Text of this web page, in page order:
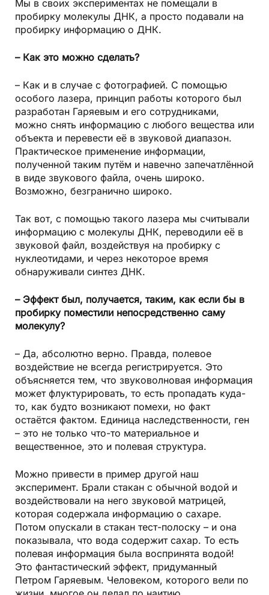
Мы в своих экспериментах не помещали в
пробирку молекулы ДНК, а просто подавали на
пробирку информацию о ДНК.
– Как это можно сделать?
– Как и в случае с фотографией. С помощью
особого лазера, принцип работы которого был
разработан Гаряевым и его сотрудниками,
можно снять информацию с любого вещества или
объекта и перевести её в звуковой диапазон.
Практическое применение информации,
полученной таким путём и навечно запечатлённой
в виде звукового файла, очень широко.
Возможно, безгранично широко.
Так вот, с помощью такого лазера мы считывали
информацию с молекулы ДНК, переводили её в
звуковой файл, воздействуя на пробирку с
нуклеотидами, и через некоторое время
обнаруживали синтез ДНК.
– Эффект был, получается, таким, как если бы в
пробирку поместили непосредственно саму
молекулу?
– Да, абсолютно верно. Правда, полевое
воздействие не всегда регистрируется. Это
объясняется тем, что звуковолновая информация
может флуктурировать, то есть пропадать куда-
то, как будто возникают помехи, но факт
остаётся фактом. Единица наследственности, ген
– это не только что-то материальное и
вещественное, это и полевая структура.
Можно привести в пример другой наш
эксперимент. Брали стакан с обычной водой и
воздействовали на него звуковой матрицей,
которая содержала информацию о сахаре.
Потом опускали в стакан тест-полоску – и она
показывала, что вода содержит сахар. То есть
полевая информация была воспринята водой!
Это фантастический эффект, придуманный
Петром Гаряевым. Человеком, которого вели по